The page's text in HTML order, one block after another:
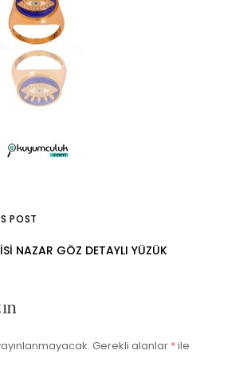
POST
NAZAR GÖZ DETAYLI YÜZÜK
Gerekli alanlar *ile